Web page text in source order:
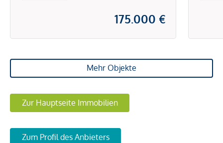
175.000 €
Mehr Objekte
Zur Hauptseite Immobilien
Zum Profil des Anbieters